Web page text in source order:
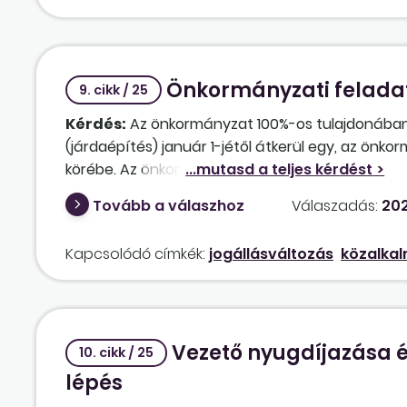
9. cikk / 25 Önkormányzati
Kérdés: Az önkormányzat 100%-os
(járdaépítés) január 1-jétől átkerül egy, az
körébe. Az önkormányzati költségvetési szerv
munkavállalóival kívánja a jövőben ellátni.
1. Jelen esetben beszélhetünk-e átadó-átvevő
gazdasági társaságról az önkormányzati
2. Az önkormányzati intézmény a
munkaviszonyban? Az intézmény alapító
3. Az önkormányzati intézménynek van-e
jelenleg alkalmazásban álló munkavállalóknak
Tovább a válaszhoz Válaszadás:
Kapcsolódó címkék: jogállásváltozás
10. cikk / 25
Vezető nyugdíjazása
lépés